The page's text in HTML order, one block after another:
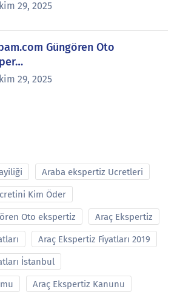
29, 2025
Güngören Oto
29, 2025
Araba ekspertiz Ucretleri
Kim Öder
Oto ekspertiz Araç Ekspertiz
Araç Ekspertiz Fiyatları 2019
İstanbul
Araç Ekspertiz Kanunu